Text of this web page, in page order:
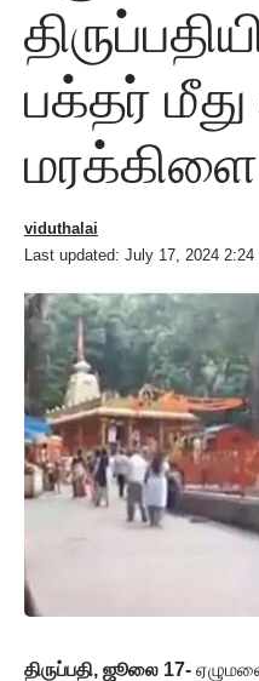
பக்தர் மீது
மரக்கிளை
Last updated: July 17, 2024 2:24
viduthalai
திருப்பதி, ஜூலை 17-